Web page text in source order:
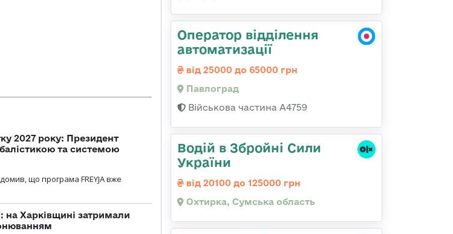
2027 року: Президент
та системою
що програма FREYJA вже
Харківщині затримали
Оператор відділення
автоматизації
від 25000 до 65000 грн
Павлоград
Військова частина А4759
Водій в Збройні Сили
України
від 20100 до 125000 грн
Охтирка, Сумська область